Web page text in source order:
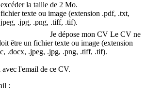
la taille de 2 Mo.
texte ou image (extension .pdf, .txt,
.jpg, .png, .tiff, .tif).
Je dépose mon CV Le CV ne
être un fichier texte ou image (extension
.docx, .jpeg, .jpg, .png, .tiff, .tif).
l'email de ce CV.
: